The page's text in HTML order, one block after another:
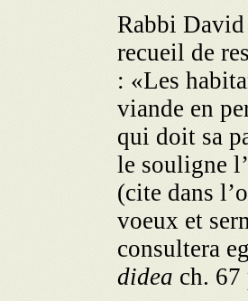
Rabbi David
recueil de
: «Les
viande en
qui doit sa
le souligne
(cite dans
voeux et
consultera
didea ch. 67